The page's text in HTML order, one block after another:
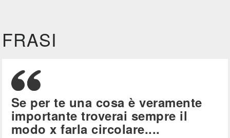
FRASI
Se per te una cosa è veramente
importante troverai sempre il
modo x farla circolare....